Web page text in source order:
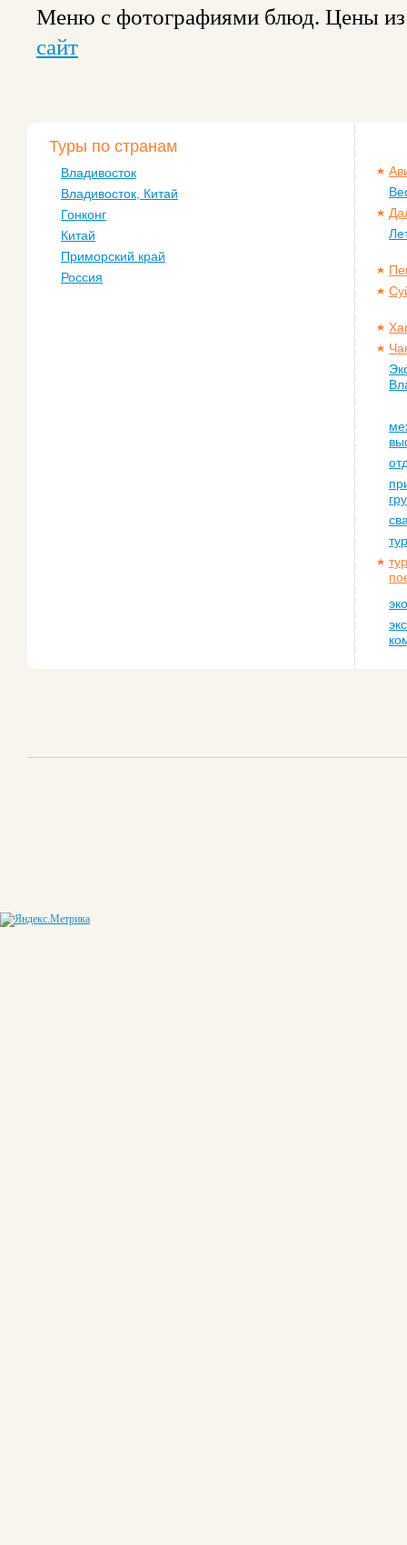
Меню с фотографиями блюд. Цены из
сайт
Туры по странам
Владивосток
Владивосток, Китай
Гонконг
Китай
Приморский край
Россия